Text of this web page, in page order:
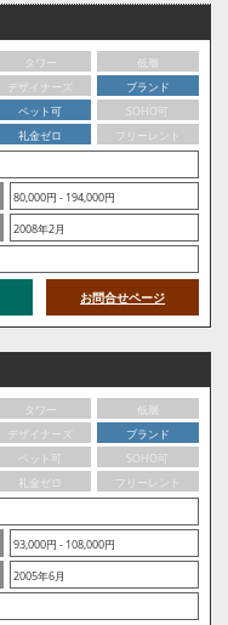
タワー
低層
デザイナーズ
ブランド
ペット可
SOHO可
礼金ゼロ
フリーレント
80,000円 - 194,000円
2008年2月
お問合せページ
タワー
低層
デザイナーズ
ブランド
ペット可
SOHO可
礼金ゼロ
フリーレント
93,000円 - 108,000円
2005年6月